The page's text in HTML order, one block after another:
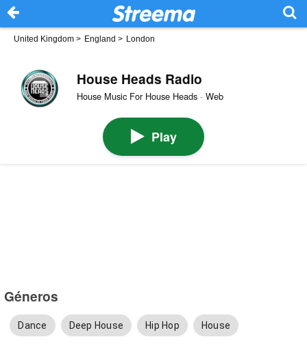
United Kingdom > England > London
House Heads Radio
House Music For House Heads · Web
Play
Géneros
Dance Deep House Hip Hop House